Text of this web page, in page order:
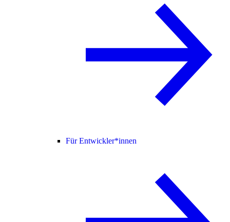
Für Entwickler*innen